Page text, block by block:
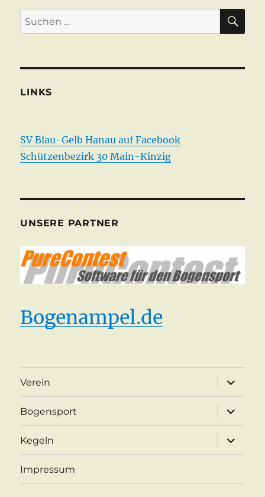
Suchen
nach:
LINKS
SV Blau-Gelb Hanau auf Facebook
Schützenbezirk 30 Main-Kinzig
UNSERE PARTNER
Bogenampel.de
Verein
öffnen
Bogensport
öffnen
Kegeln
öffnen
Impressum